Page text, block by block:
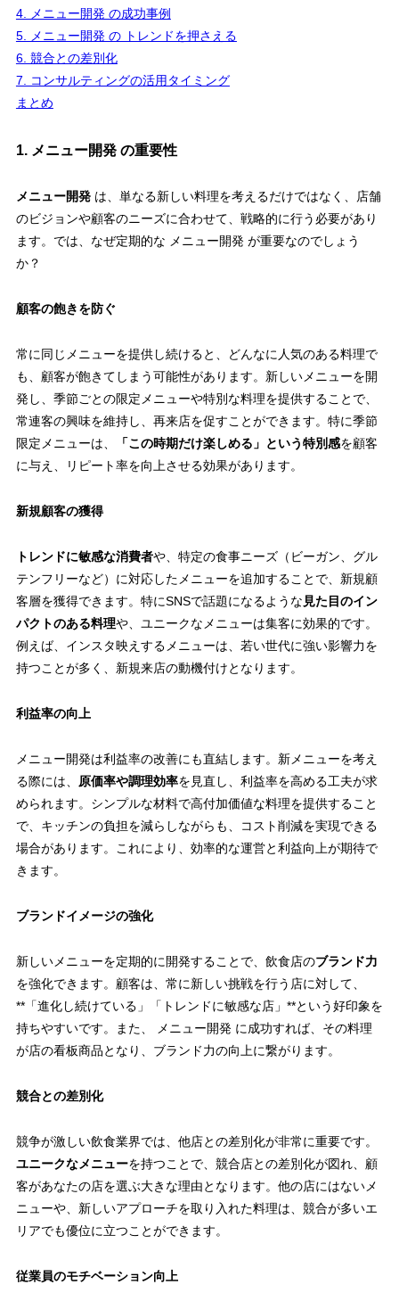
4. メニュー開発 の成功事例
5. メニュー開発 の トレンドを押さえる
6. 競合との差別化
7. コンサルティングの活用タイミング
まとめ
1. メニュー開発 の重要性
メニュー開発 は、単なる新しい料理を考えるだけではなく、店舗
のビジョンや顧客のニーズに合わせて、戦略的に行う必要があり
ます。では、なぜ定期的な メニュー開発 が重要なのでしょう
か？
顧客の飽きを防ぐ
常に同じメニューを提供し続けると、どんなに人気のある料理で
も、顧客が飽きてしまう可能性があります。新しいメニューを開
発し、季節ごとの限定メニューや特別な料理を提供することで、
常連客の興味を維持し、再来店を促すことができます。特に季節
限定メニューは、
「この時期だけ楽しめる」という特別感を顧客
に与え、リピート率を向上させる効果があります。
新規顧客の獲得
トレンドに敏感な消費者や、特定の食事ニーズ（ビーガン、グル
テンフリーなど）に対応したメニューを追加することで、新規顧
客層を獲得できます。特にSNSで話題になるような見た目のイン
パクトのある料理や、ユニークなメニューは集客に効果的です。
例えば、インスタ映えするメニューは、若い世代に強い影響力を
持つことが多く、新規来店の動機付けとなります。
利益率の向上
メニュー開発は利益率の改善にも直結します。新メニューを考え
る際には、 原価率や調理効率を見直し、利益率を高める工夫が求
められます。シンプルな材料で高付加価値な料理を提供すること
で、キッチンの負担を減らしながらも、コスト削減を実現できる
場合があります。これにより、効率的な運営と利益向上が期待で
きます。
ブランドイメージの強化
新しいメニューを定期的に開発することで、飲食店のブランド力
を強化できます。顧客は、常に新しい挑戦を行う店に対して、
**「進化し続けている」「トレンドに敏感な店」**という好印象を
持ちやすいです。また、 メニュー開発 に成功すれば、その料理
が店の看板商品となり、ブランド力の向上に繋がります。
競合との差別化
競争が激しい飲食業界では、他店との差別化が非常に重要です。
ユニークなメニューを持つことで、競合店との差別化が図れ、顧
客があなたの店を選ぶ大きな理由となります。他の店にはないメ
ニューや、新しいアプローチを取り入れた料理は、競合が多いエ
リアでも優位に立つことができます。
従業員のモチベーション向上